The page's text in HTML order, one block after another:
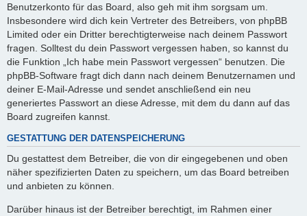
Benutzerkonto für das Board, also geh mit ihm sorgsam um.
Insbesondere wird dich kein Vertreter des Betreibers, von phpBB
Limited oder ein Dritter berechtigterweise nach deinem Passwort
fragen. Solltest du dein Passwort vergessen haben, so kannst du
die Funktion „Ich habe mein Passwort vergessen“ benutzen. Die
phpBB-Software fragt dich dann nach deinem Benutzernamen und
deiner E-Mail-Adresse und sendet anschließend ein neu
generiertes Passwort an diese Adresse, mit dem du dann auf das
Board zugreifen kannst.
GESTATTUNG DER DATENSPEICHERUNG
Du gestattest dem Betreiber, die von dir eingegebenen und oben
näher spezifizierten Daten zu speichern, um das Board betreiben
und anbieten zu können.
Darüber hinaus ist der Betreiber berechtigt, im Rahmen einer